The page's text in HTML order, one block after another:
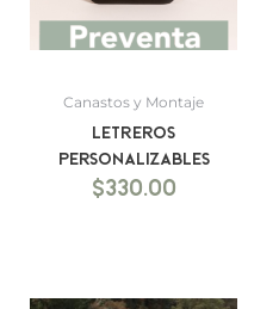
Canastos y Montaje
Letreros
personalizables
$330.00
Rango